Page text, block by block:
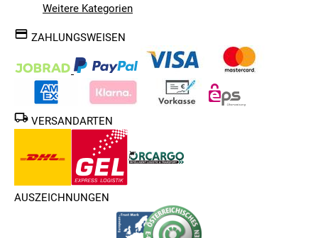
Weitere Kategorien
ZAHLUNGSWEISEN
VERSANDARTEN
AUSZEICHNUNGEN